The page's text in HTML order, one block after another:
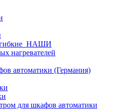
гибкие_НАШИ
нагревателей
автоматики (Германия)
для шкафов автоматики